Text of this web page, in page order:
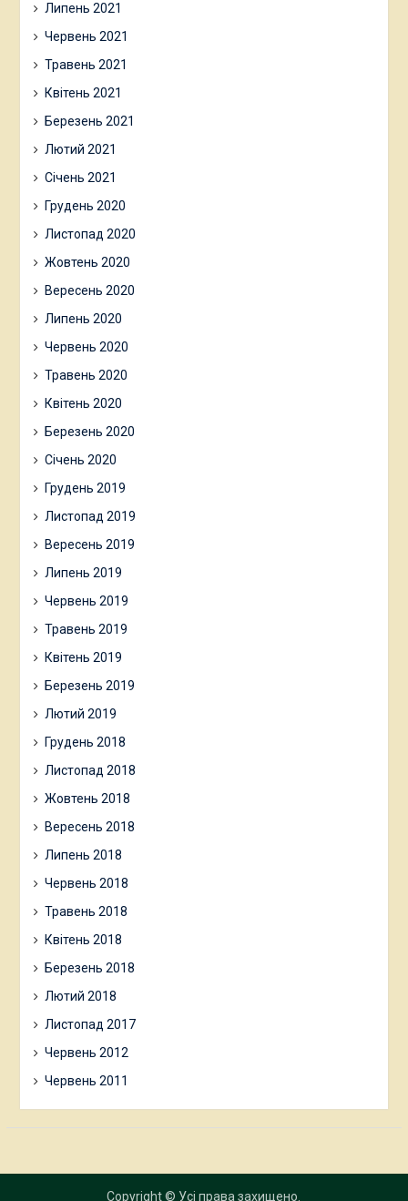
Липень 2021
Червень 2021
Травень 2021
Квітень 2021
Березень 2021
Лютий 2021
Січень 2021
Грудень 2020
Листопад 2020
Жовтень 2020
Вересень 2020
Липень 2020
Червень 2020
Травень 2020
Квітень 2020
Березень 2020
Січень 2020
Грудень 2019
Листопад 2019
Вересень 2019
Липень 2019
Червень 2019
Травень 2019
Квітень 2019
Березень 2019
Лютий 2019
Грудень 2018
Листопад 2018
Жовтень 2018
Вересень 2018
Липень 2018
Червень 2018
Травень 2018
Квітень 2018
Березень 2018
Лютий 2018
Листопад 2017
Червень 2012
Червень 2011
Copyright © Усі права захищено.